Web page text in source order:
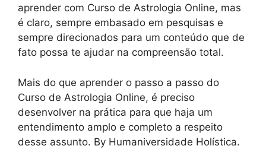
aprender com Curso de Astrologia Online, mas
é claro, sempre embasado em pesquisas e
sempre direcionados para um conteúdo que de
fato possa te ajudar na compreensão total.
Mais do que aprender o passo a passo do
Curso de Astrologia Online, é preciso
desenvolver na prática para que haja um
entendimento amplo e completo a respeito
desse assunto. By Humaniversidade Holística.